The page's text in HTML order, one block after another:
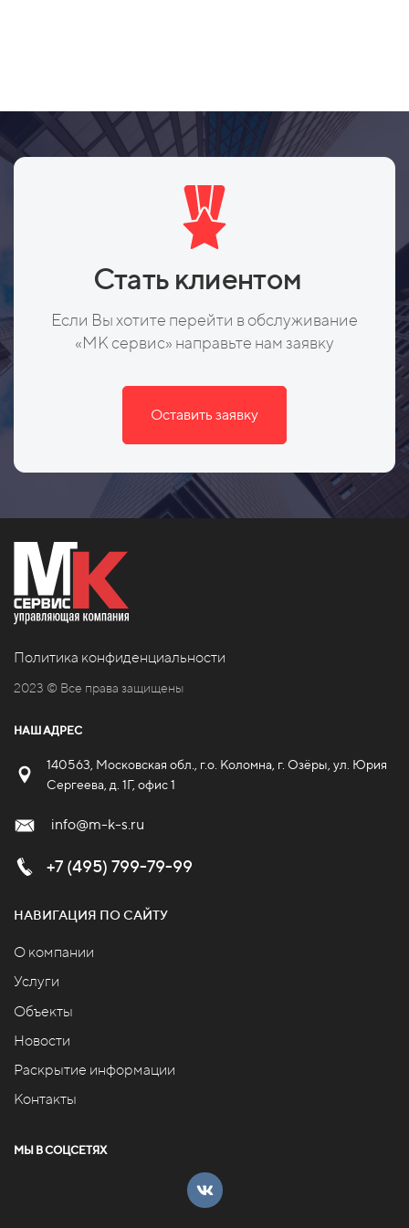
Стать клиентом
Если Вы хотите перейти в обслуживание
«МК сервис» направьте нам заявку
Оставить заявку
Политика конфиденциальности
2023 © Все права защищены
НАШ АДРЕС
140563, Московская обл., г.о. Коломна, г. Озёры, ул. Юрия
Сергеева, д. 1Г, офис 1
info@m-k-s.ru
+7 (495) 799-79-99
НАВИГАЦИЯ ПО САЙТУ
О компании
Услуги
Объекты
Новости
Раскрытие информации
Контакты
МЫ В СОЦСЕТЯХ